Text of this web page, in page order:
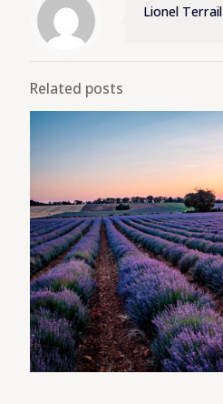
Lionel Terrail
Related posts